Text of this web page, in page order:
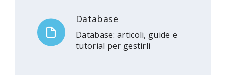
Database
Database: articoli, guide e
tutorial per gestirli